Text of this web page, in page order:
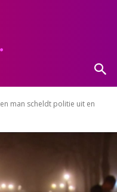
man scheldt politie uit en